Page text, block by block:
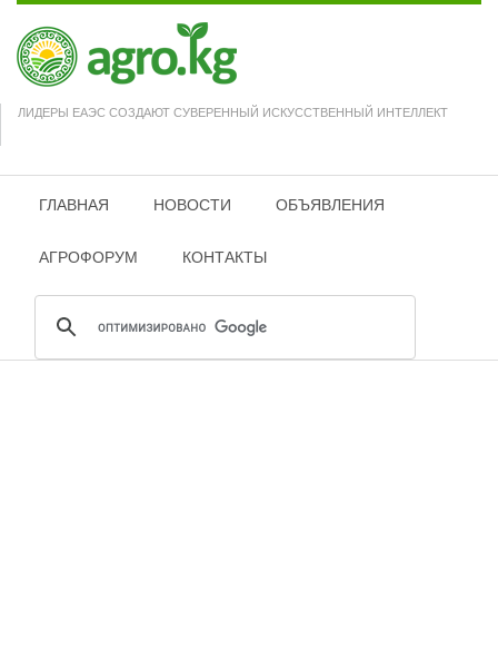
ЛИДЕРЫ ЕАЭС СОЗДАЮТ СУВЕРЕННЫЙ ИСКУССТВЕННЫЙ ИНТЕЛЛЕКТ
ГЛАВНАЯ НОВОСТИ ОБЪЯВЛЕНИЯ
АГРОФОРУМ КОНТАКТЫ